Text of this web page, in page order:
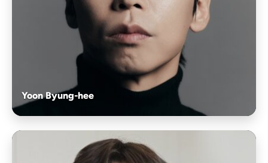
Yoon Byung-hee